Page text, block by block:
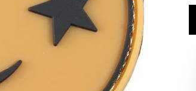
Sepette %10 İndirim